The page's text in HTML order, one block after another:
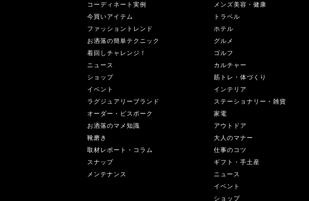
コーディネート実例
今買いアイテム
ファッショントレンド
お洒落の簡単テクニック
着回しチャレンジ！
ニュース
ショップ
イベント
ラグジュアリーブランド
オーダー・ビスポーク
お洒落のマメ知識
靴磨き
取材レポート・コラム
スナップ
メンテナンス
メンズ美容・健康
トラベル
ホテル
グルメ
ゴルフ
カルチャー
筋トレ・体づくり
インテリア
ステーショナリー・雑貨
家電
アウトドア
大人のマナー
仕事のコツ
ギフト・手土産
ニュース
イベント
ショップ